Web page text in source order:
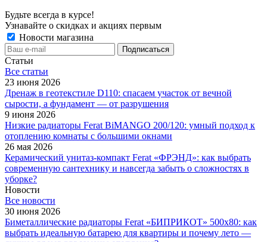
Будьте всегда в курсе!
Узнавайте о скидках и акциях первым
Новости магазина
Статьи
Все cтатьи
23 июня 2026
Дренаж в геотекстиле D110: спасаем участок от вечной
сырости, а фундамент — от разрушения
9 июня 2026
Низкие радиаторы Ferat BiMANGO 200/120: умный подход к
отоплению комнаты с большими окнами
26 мая 2026
Керамический унитаз-компакт Ferat «ФРЭНД»: как выбрать
современную сантехнику и навсегда забыть о сложностях в
уборке?
Новости
Все новости
30 июня 2026
Биметаллические радиаторы Ferat «БИПРИКОТ» 500x80: как
выбрать идеальную батарею для квартиры и почему лето —